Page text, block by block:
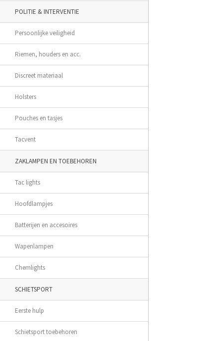
POLITIE & INTERVENTIE
Persoonlijke veiligheid
Riemen, houders en acc.
Discreet materiaal
Holsters
Pouches en tasjes
Tacvent
ZAKLAMPEN EN TOEBEHOREN
Tac lights
Hoofdlampjes
Batterijen en accesoires
Wapenlampen
Chemlights
SCHIETSPORT
Eerste hulp
Schietsport toebehoren